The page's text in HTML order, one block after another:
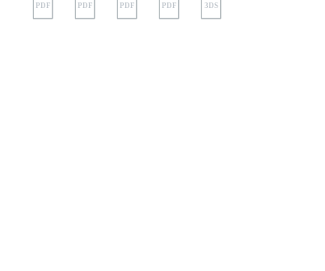
PDF PDF PDF PDF 3DS